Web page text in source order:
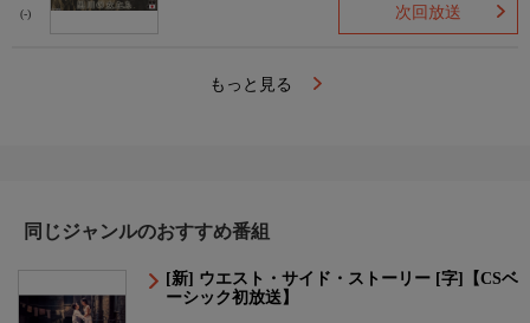
(-) 次回放送
もっと見る
同じジャンルのおすすめ番組
[新] ウエスト・サイド・ストーリー [字]【CSベ
ーシック初放送】